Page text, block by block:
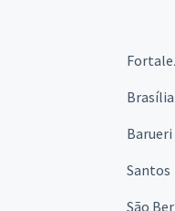
Brasília
Barueri
Santos
São